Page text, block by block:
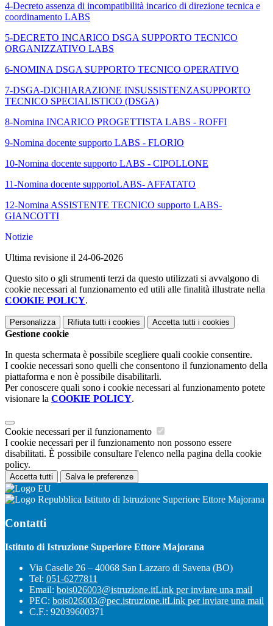
4-Decreto assenza di incompatibilità incarico di direzione tecnica e
coordinamento LABS
5-DECRETO INCARICO DSGA SUPPORTO TECNICO
ORGANIZZATIVO LABS
6-NOMINA DSGA SUPPORTO TECNICO OPERATIVO
7-DSGA-DICHIARAZIONE INSUSSISTENZASUPPORTO
TECNICO SPECIALISTICO (DSGA)
8-Nomina INCARICO PROGETTISTA LABS - ROFFI
9-Nomina docente supporto LABS - FLORIO
10-Nomina docente supporto LABS - CIPOLLONE
11-Nomina docente supportoLABS- AFFATATO
12-Nomina ASSISTENTE TECNICO supporto LABS-
GIANCOTTI
Notizie
Ultima revisione il 24-06-2026
Questo sito o gli strumenti terzi da questo utilizzati si avvalgono di
cookie necessari al funzionamento ed utili alle finalità illustrate nella
COOKIE POLICY.
Personalizza Rifiuta tutti i cookies Accetta tutti i cookies
Gestione cookie
In questa schermata è possibile scegliere quali cookie consentire.
I cookie necessari sono quelli che consentono il funzionamento della
piattaforma e non è possibile disabilitarli.
Per conoscere quali sono i cookie necessari al funzionamento potete
visionare la COOKIE POLICY.
Cookie necessari per il funzionamento
I cookie necessari per il funzionamento non possono essere
disabilitati. È possibile consultare l'elenco nella pagina della cookie
policy.
Accetta tutti Salva le preferenze
Istituto di Istruzione Superiore Ettore Majorana
Contatti
Istituto di Istruzione Superiore Ettore Majorana
Via Caselle 26 – 40068 San Lazzaro di Savena (BO)
Tel: 051-6277811
Email: bois026003@istruzione.itLink per inviare una mail
PEC: bois026003@pec.istruzione.itLink per inviare una mail
C.F.: 92039600371